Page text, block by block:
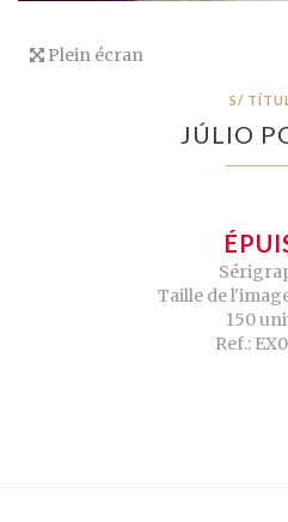
Plein écran
S/
JÚLIO
Taille de
150
Ref.: